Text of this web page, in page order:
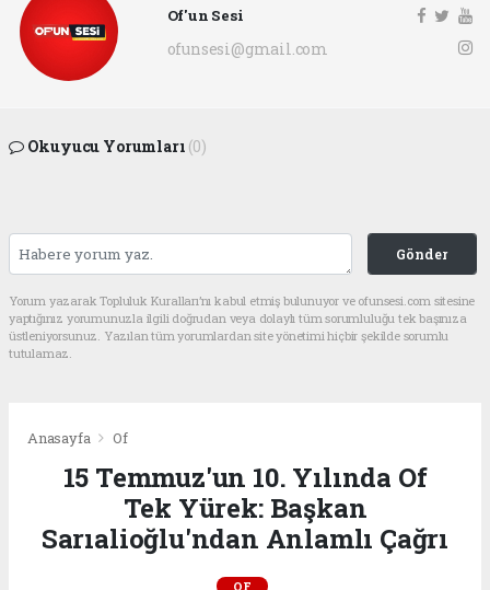
Of'un Sesi
ofunsesi@gmail.com
Okuyucu Yorumları (0)
Gönder
Yorum yazarak Topluluk Kuralları’nı kabul etmiş bulunuyor ve ofunsesi.com sitesine
yaptığınız yorumunuzla ilgili doğrudan veya dolaylı tüm sorumluluğu tek başınıza
üstleniyorsunuz. Yazılan tüm yorumlardan site yönetimi hiçbir şekilde sorumlu
tutulamaz.
Anasayfa Of
15 Temmuz'un 10. Yılında Of
Tek Yürek: Başkan
Sarıalioğlu'ndan Anlamlı Çağrı
OF